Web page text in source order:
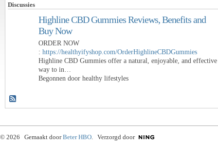
Discussies
Highline CBD Gummies Reviews, Benefits and
Buy Now
ORDER NOW
: https://healthyifyshop.com/OrderHighlineCBDGummies
Highline CBD Gummies offer a natural, enjoyable, and effective
way to in…
Begonnen door healthy lifestyles
© 2026 Gemaakt doorBeter HBO. Verzorgd door